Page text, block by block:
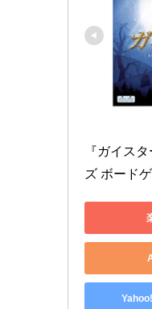
『ガイス
ズ ボード